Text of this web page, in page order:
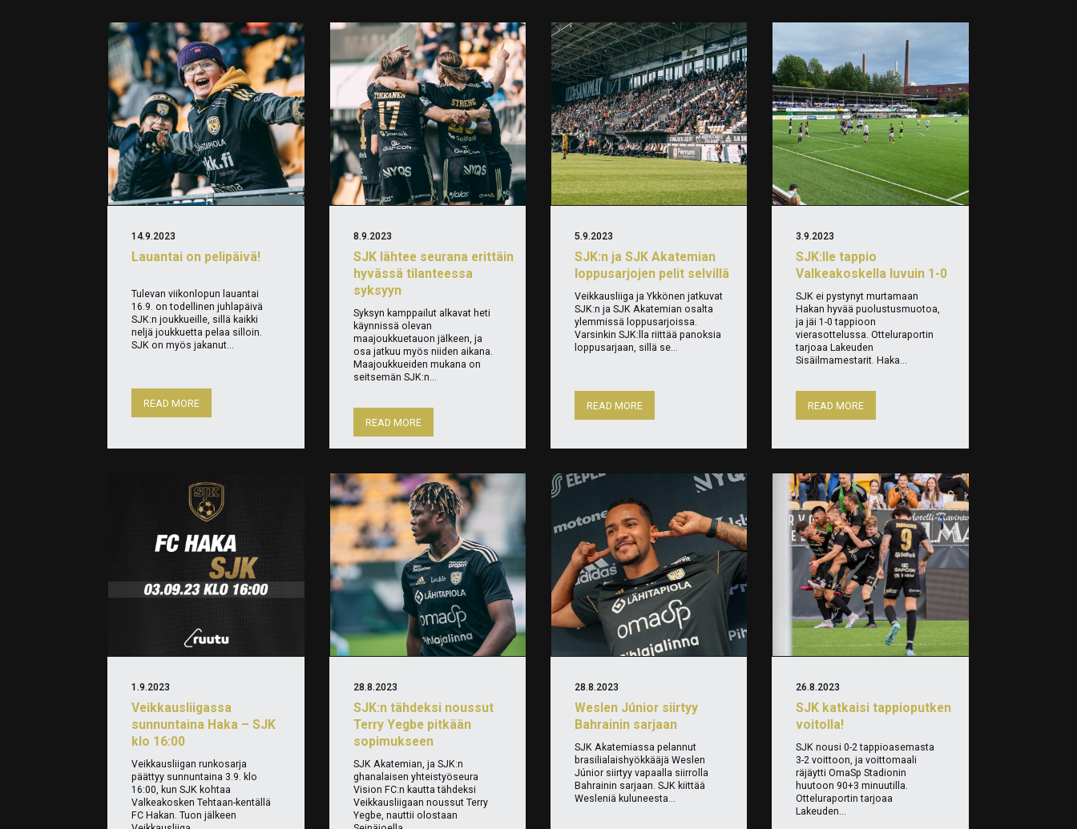
Lauantai on pelipäivä!
14.9.2023
Tulevan viikonlopun lauantai
16.9. on todellinen juhlapäivä
SJK:n joukkueille, sillä kaikki
neljä joukkuetta pelaa silloin.
SJK on myös jakanut...
READ MORE
SJK lähtee seurana erittäin
hyvässä tilanteessa
syksyyn
8.9.2023
Syksyn kamppailut alkavat heti
käynnissä olevan
maajoukkuetauon jälkeen, ja
osa jatkuu myös niiden aikana.
Maajoukkueiden mukana on
seitsemän SJK:n...
READ MORE
SJK:n ja SJK Akatemian
loppusarjojen pelit selvillä
5.9.2023
Veikkausliiga ja Ykkönen jatkuvat
SJK:n ja SJK Akatemian osalta
ylemmissä loppusarjoissa.
Varsinkin SJK:lla riittää panoksia
loppusarjaan, sillä se...
READ MORE
SJK:lle tappio
Valkeakoskella luvuin 1-0
3.9.2023
SJK ei pystynyt murtamaan
Hakan hyvää puolustusmuotoa,
ja jäi 1-0 tappioon
vierasottelussa. Otteluraportin
tarjoaa Lakeuden
Sisäilmamestarit. Haka...
READ MORE
Veikkausliigassa
sunnuntaina Haka – SJK
klo 16:00
1.9.2023
Veikkausliigan runkosarja
päättyy sunnuntaina 3.9. klo
16:00, kun SJK kohtaa
Valkeakosken Tehtaan-kentällä
FC Hakan. Tuon jälkeen
SJK:n tähdeksi noussut
Terry Yegbe pitkään
sopimukseen
28.8.2023
SJK Akatemian, ja SJK:n
ghanalaisen yhteistyöseura
Vision FC:n kautta tähdeksi
Veikkausliigaan noussut Terry
Yegbe, nauttii olostaan
Weslen Júnior siirtyy
Bahrainin sarjaan
28.8.2023
SJK Akatemiassa pelannut
brasilialaishyökkääjä Weslen
Júnior siirtyy vapaalla siirrolla
Bahrainin sarjaan. SJK kiittää
Wesleniä kuluneesta...
SJK katkaisi tappioputken
voitolla!
26.8.2023
SJK nousi 0-2 tappioasemasta
3-2 voittoon, ja voittomaali
räjäytti OmaSp Stadionin
huutoon 90+3 minuutilla.
Otteluraportin tarjoaa
Lakeuden...